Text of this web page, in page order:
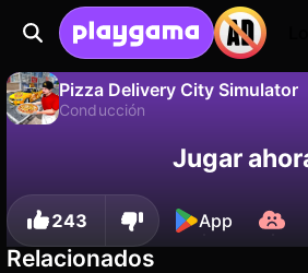
Pizza Delivery City Simulator
Conducción
¡Guarda el progreso!
Jugar
243 App
Relacionados